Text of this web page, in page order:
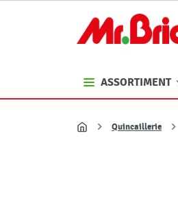
ASSORTIMENT
Accueil
Quincaillerie